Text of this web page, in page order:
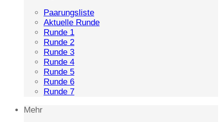
Paarungsliste
Aktuelle Runde
Runde 1
Runde 2
Runde 3
Runde 4
Runde 5
Runde 6
Runde 7
Mehr